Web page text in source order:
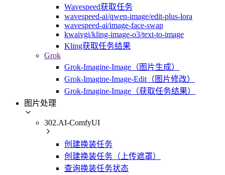
Wavespeed获取任务
wavespeed-ai/qwen-image/edit-plus-lora
wavespeed-ai/image-face-swap
kwaivgi/kling-image-o3/text-to-image
Kling获取任务结果
Grok
Grok-Imagine-Image（图片生成）
Grok-Imagine-Image-Edit（图片修改）
Grok-Imagine-Image（获取任务结果）
图片处理
302.AI-ComfyUI
创建换装任务
创建换装任务（上传遮罩）
查询换装任务状态